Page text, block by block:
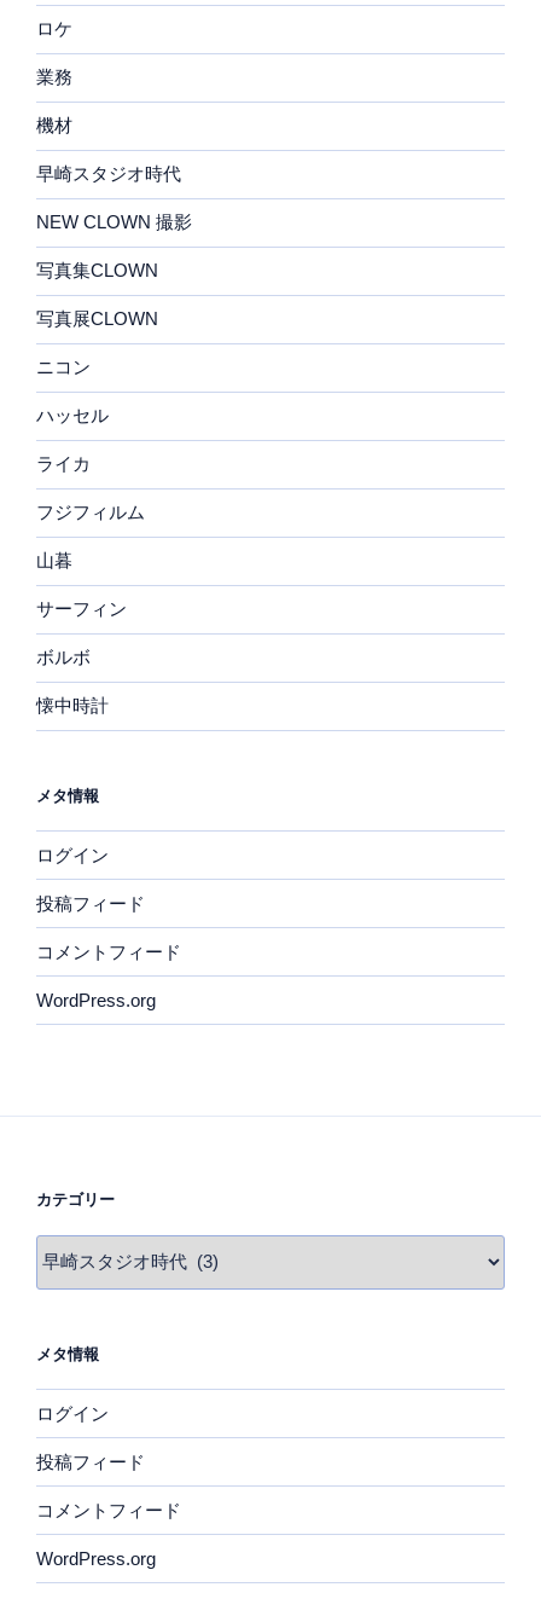
ロケ
業務
機材
早崎スタジオ時代
NEW CLOWN 撮影
写真集CLOWN
写真展CLOWN
ニコン
ハッセル
ライカ
フジフィルム
山暮
サーフィン
ボルボ
懐中時計
メタ情報
ログイン
投稿フィード
コメントフィード
WordPress.org
カテゴリー
テ
ー
メタ情報
ログイン
投稿フィード
コメントフィード
WordPress.org